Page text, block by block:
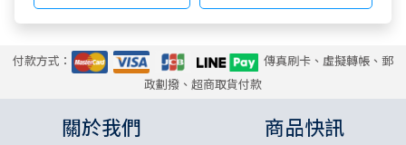
付款方式：
傳真刷卡、虛擬轉帳、郵
政劃撥、超商取貨付款
關於我們 商品快訊